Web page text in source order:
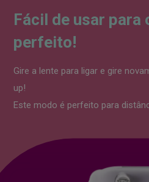
Fácil de usar para
perfeito!
Gire a lente para ligar e gire
up!
Este modo é perfeito para